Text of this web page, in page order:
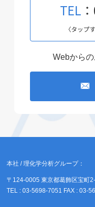
TEL
〈タップ
Webから
本社 / 理化学分析グループ：
〒124-0005 東京都葛飾区宝町
TEL : 03-5698-7051 FAX : 03-